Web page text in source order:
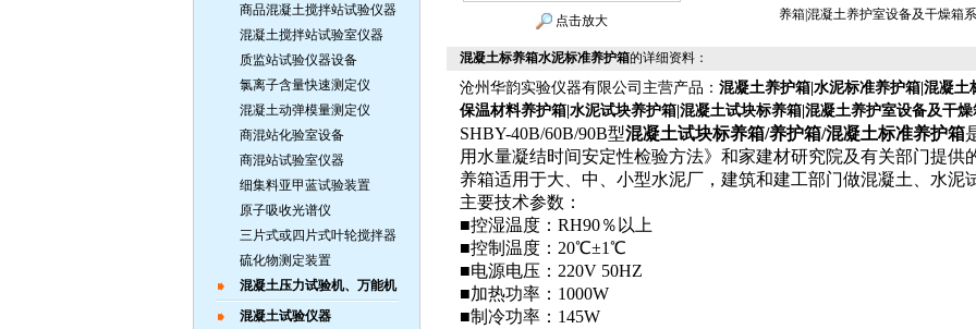
商品混凝土搅拌站试验仪器
混凝土搅拌站试验室仪器
质监站试验仪器设备
氯离子含量快速测定仪
混凝土动弹模量测定仪
商混站化验室设备
商混站试验室仪器
细集料亚甲蓝试验装置
原子吸收光谱仪
三片式或四片式叶轮搅拌器
硫化物测定装置
混凝土压力试验机、万能机
混凝土试验仪器
点击放大
养箱|混凝土养护室设备及干燥箱系
混凝土标养箱水泥标准养护箱的详细资料：
沧州华韵实验仪器有限公司主营产品： 混凝土养护箱|水泥标准养护箱|混凝土
保温材料养护箱|水泥试块养护箱|混凝土试块标养箱|混凝土养护室设备及干燥
SHBY-40B/60B/90B型混凝土试块标养箱/养护箱/混凝土标准养护箱
用水量凝结时间安定性检验方法》和家建材研究院及有关部门提供
养箱适用于大、中、小型水泥厂，建筑和建工部门做混凝土、水泥
主要技术参数：
■控湿温度：RH90％以上
■控制温度：20℃±1℃
■电源电压：220V 50HZ
■加热功率：1000W
■制冷功率：145W